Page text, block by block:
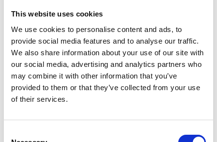
This website uses cookies
We use cookies to personalise content and ads, to
provide social media features and to analyse our traffic.
We also share information about your use of our site with
our social media, advertising and analytics partners who
may combine it with other information that you’ve
provided to them or that they’ve collected from your use
of their services.
Beneficios de la
automatización de la
cadena de suministro
Desde un punto de vista operativo, las ventajas que
trae consigo automatizar el P2P en una empresa del
sector industrial son muy diversas:
Menores costes.La automatización los